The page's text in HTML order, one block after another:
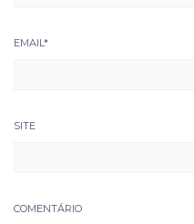
EMAIL*
SITE
COMENTÁRIO